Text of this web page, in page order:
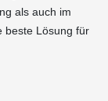
als auch im
beste Lösung für